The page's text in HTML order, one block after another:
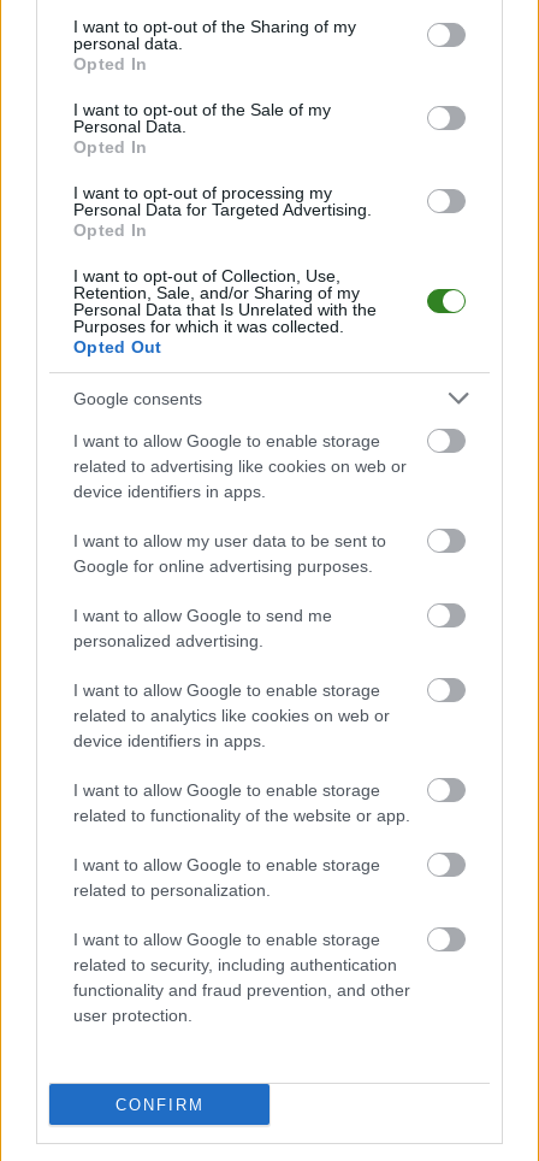
not limited to your visit or usage behaviour. You may click to
grant or deny consent to Google and its third-party tags to
use your data for below specified purposes in below Google
consent section.
I want to opt-out of the Sharing of my
personal data.
Opted In
I want to opt-out of the Sale of my
Personal Data.
Opted In
I want to opt-out of processing my
Personal Data for Targeted Advertising.
Opted In
I want to opt-out of Collection, Use,
Retention, Sale, and/or Sharing of my
Personal Data that Is Unrelated with the
Purposes for which it was collected.
Opted Out
Google consents
I want to allow Google to enable storage
related to advertising like cookies on web or
device identifiers in apps.
I want to allow my user data to be sent to
Google for online advertising purposes.
I want to allow Google to send me
personalized advertising.
I want to allow Google to enable storage
related to analytics like cookies on web or
device identifiers in apps.
I want to allow Google to enable storage
related to functionality of the website or app.
I want to allow Google to enable storage
related to personalization.
I want to allow Google to enable storage
related to security, including authentication
functionality and fraud prevention, and other
user protection.
CONFIRM
Jeśli jesteś kibicem klubu Śląsk Wrocław CLJ lub Wisła Kraków CLJ -
zaglądaj tutaj częściej. Nasz serwis regularnie dostarcza informacje o
terminach meczów, wynikach, transferach i newsach klubowych
piłkarskichw województwie. Sprawdź nasze relacje, śledź ulubioną ligę i
bądź na bieżąco z wydarzeniami z boisk!
Śląsk Wrocław CLJ - Wisła Kraków CLJodbędzie się w ramach 9.
kolejki - Centralna Liga Juniorów. Spotkanie zostanie rozegrane w dniu 04
Śląsk Wrocław CLJprzystępuje do tego spotkania w roli gospodarza.
Jak drużyna radzi sobie w sezonie 2025/2026 rozgrywek Centralna Liga
Juniorów przed własną publicznością? Na tej stronie możecie zobaczyć
tabelę uwzględniającą tylko mecze u siebie. W tabeli biorącej pod uwagę
tylko mecze wyjazdowe możecie natomiast sprawdzić jak spisuje się klub
Wisła Kraków CLJ.
Centralna Liga Juniorów - sytuacja w tabeli
Przed meczami 9. kolejki - Centralna Liga Juniorów gospodarze (Śląsk
Wrocław CLJ) zajmują11. miejsce
Poniżej znajdziesz także ostatnie mecze obu drużyn oraz statystyki
bramkowe.
Śląsk Wrocław CLJ vs. Wisła Kraków CLJ - relacja, wynik na żywo,
transmisja
Wynik meczu Śląsk Wrocław CLJ - Wisła Kraków CLJ znajdziesz na naszej
stronie zaraz po jego zakończeniu. Jeżeli szukasz informacji meczowych,
zajrzyj tutaj:Śląsk Wrocław CLJ vs. Wisła Kraków CLJ - wynik, składy,
strzelcy
Jeżeli w internecie lub TV dostępna jest
albo innych spotkań
Centralna Liga Juniorów na pewno znajdziesz takie informacje na naszym
portalu. Możliwe jednak, że nigdzie nie pojawi się stream online z tego
Asseco Resovia| Developres Rzeszów |ITA TOOLS Stal Mielec
Cellfast Wilki Krosno| Texom Stal Rzeszów|Stal Mielec
Motor Lublin|Stal Rzeszów| Stal Stalowa Wola|Wisła Kraków
Resovia|Wieczysta Kraków
Mecze dziś Wyniki LIVE Transmisje